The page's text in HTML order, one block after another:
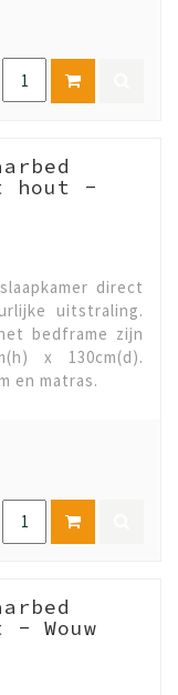
hout -
direct
uitstraling.
bedframe zijn
x 130cm(d).
en matras.
- Wouw